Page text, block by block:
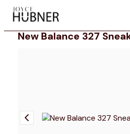
| Schuhe | New Balance 327
New Balance 327